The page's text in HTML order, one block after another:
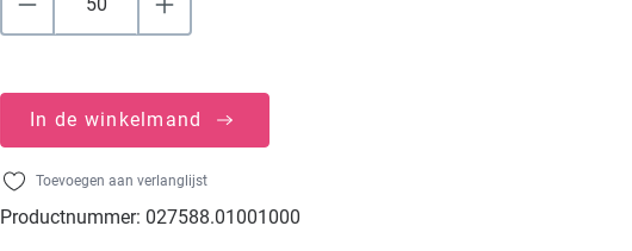
In de winkelmand
Toevoegen aan verlanglijst
Productnummer: 027588.01001000